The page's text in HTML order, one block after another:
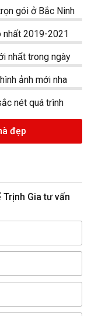
đẹp
Gia tư vấn